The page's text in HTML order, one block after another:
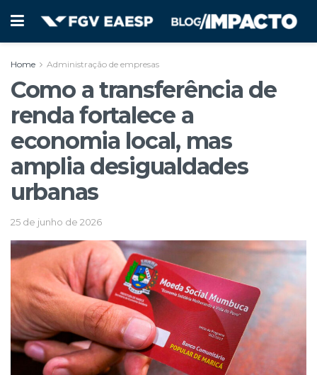
Home Administração de empresas
Como a transferência de
renda fortalece a
economia local, mas
amplia desigualdades
urbanas
25 de junho de 2026